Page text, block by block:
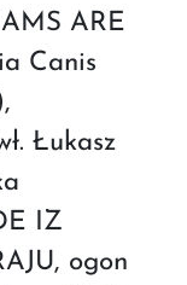
ARE
Canis
Łukasz
IZ
ogon